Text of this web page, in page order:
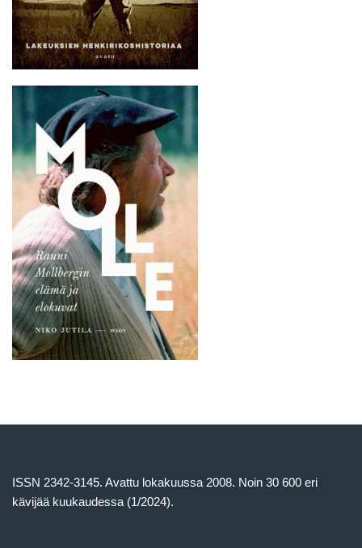
ISSN 2342-3145. Avattu lokakuussa 2008. Noin 30 600 eri
kävijää kuukaudessa (1/2024).